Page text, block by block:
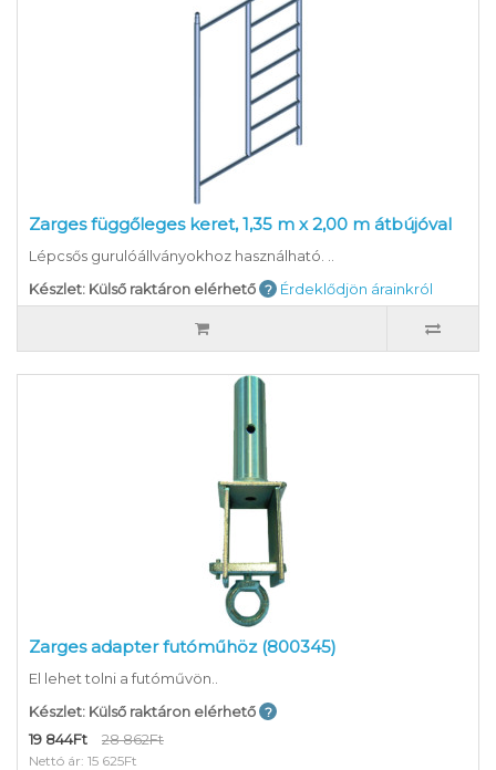
Zarges függőleges keret, 1,35 m x 2,00 m átbújóval
Lépcsős gurulóállványokhoz használható. ..
Készlet: Külső raktáron elérhető
Érdeklődjön árainkról
Zarges adapter futóműhöz (800345)
El lehet tolni a futóművön..
Készlet: Külső raktáron elérhető
19 844Ft
28 862Ft
Nettó ár: 15 625Ft